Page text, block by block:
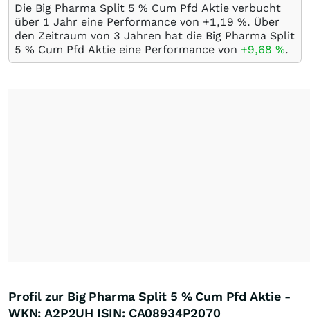
Die Big Pharma Split 5 % Cum Pfd Aktie verbucht
über 1 Jahr eine Performance von +1,19 %. Über
den Zeitraum von 3 Jahren hat die Big Pharma Split
5 % Cum Pfd Aktie eine Performance von +9,68 %.
Profil zur Big Pharma Split 5 % Cum Pfd Aktie -
WKN: A2P2UH ISIN: CA08934P2070